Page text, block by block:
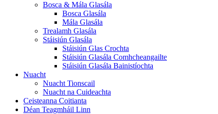
Bosca & Mála Glasála
Bosca Glasála
Mála Glasála
Trealamh Glasála
Stáisiún Glasála
Stáisiún Glas Crochta
Stáisiún Glasála Comhcheangailte
Stáisiún Glasála Bainistíochta
Nuacht
Nuacht Tionscail
Nuacht na Cuideachta
Ceisteanna Coitianta
Déan Teagmháil Linn